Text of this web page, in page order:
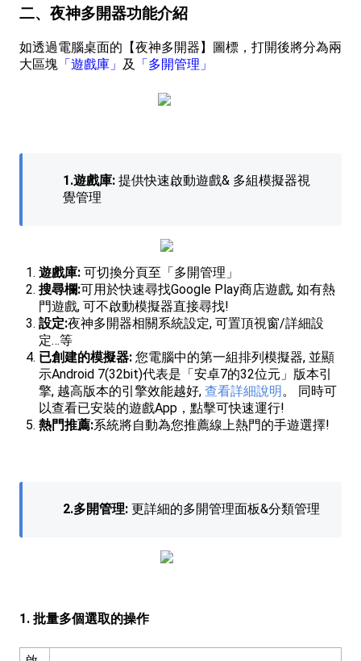
二、夜神多開器功能介紹
如透過電腦桌面的 【夜神多開器】圖標， 打開後將分為兩
大區塊 「遊戲庫」 及 「多開管理」
1.遊戲庫: 提供快速啟動遊戲& 多組模擬器視
覺管理
遊戲庫: 可切換分頁至「多開管理」
搜尋欄:可用於快速尋找Google Play商店遊戲, 如有熱
門遊戲, 可不啟動模擬器直接尋找!
設定:夜神多開器相關系統設定, 可置頂視窗/詳細設
定…等
已創建的模擬器: 您電腦中的第一組排列模擬器, 並顯
示Android 7(32bit)代表是「安卓7的32位元」版本引
擎, 越高版本的引擎效能越好, 查看詳細說明。 同時可
以查看已安裝的遊戲App，點擊可快速運行!
熱門推薦:系統將自動為您推薦線上熱門的手遊選擇!
2.多開管理: 更詳細的多開管理面板&分類管理
1. 批量多個選取的操作